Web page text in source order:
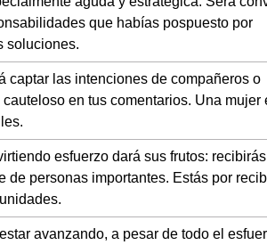
que habías pospuesto por
soluciones.
captar las intenciones de compañeros o
en tus comentarios. Una mujer
esfuerzo dará sus frutos: recibirás
de personas importantes. Estás por
avanzando, a pesar de todo el